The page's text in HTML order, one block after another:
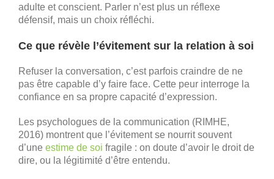
adulte et conscient. Parler n’est plus un réflexe
défensif, mais un choix réfléchi.
Ce que révèle l’évitement sur la relation à soi
Refuser la conversation, c’est parfois craindre de ne
pas être capable d’y faire face. Cette peur interroge la
confiance en sa propre capacité d’expression.
Les psychologues de la communication (RIMHE,
2016) montrent que l’évitement se nourrit souvent
d’une estime de soi fragile : on doute d’avoir le droit de
dire, ou la légitimité d’être entendu.